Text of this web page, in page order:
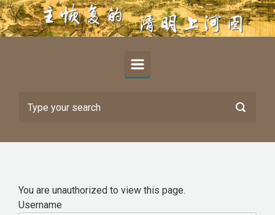
Skip to main content
You are unauthorized to view this page.
Username